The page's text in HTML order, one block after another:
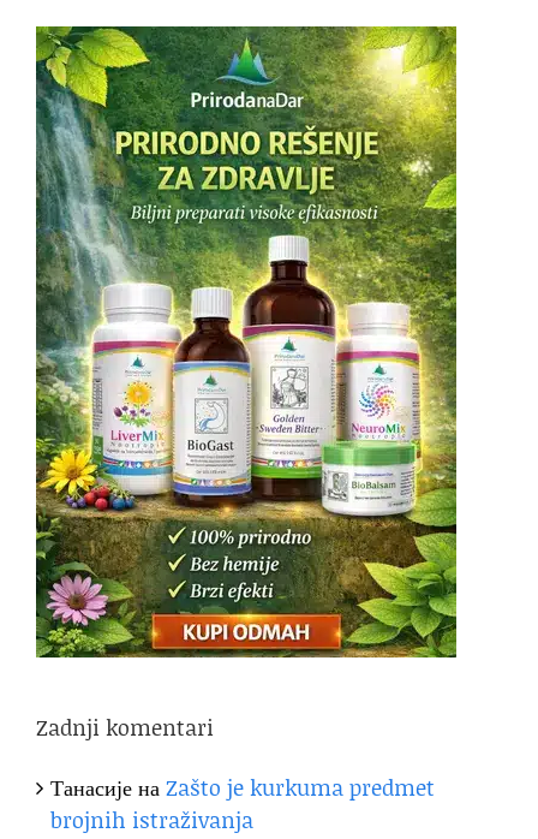
Zadnji komentari
ТанасијенаZašto je kurkuma predmet
brojnih istraživanja